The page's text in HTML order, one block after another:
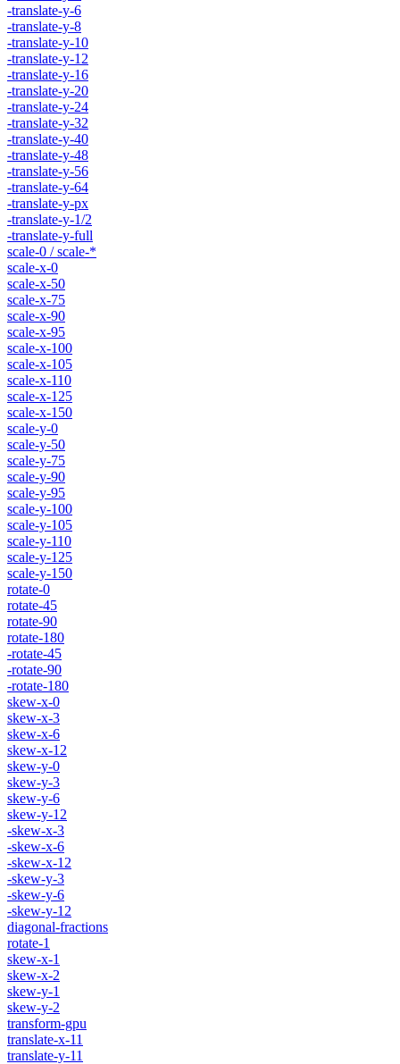
-translate-y-6
-translate-y-8
-translate-y-10
-translate-y-12
-translate-y-16
-translate-y-20
-translate-y-24
-translate-y-32
-translate-y-40
-translate-y-48
-translate-y-56
-translate-y-64
-translate-y-px
-translate-y-1/2
-translate-y-full
scale-0 / scale-*
scale-x-0
scale-x-50
scale-x-75
scale-x-90
scale-x-95
scale-x-100
scale-x-105
scale-x-110
scale-x-125
scale-x-150
scale-y-0
scale-y-50
scale-y-75
scale-y-90
scale-y-95
scale-y-100
scale-y-105
scale-y-110
scale-y-125
scale-y-150
rotate-0
rotate-45
rotate-90
rotate-180
-rotate-45
-rotate-90
-rotate-180
skew-x-0
skew-x-3
skew-x-6
skew-x-12
skew-y-0
skew-y-3
skew-y-6
skew-y-12
-skew-x-3
-skew-x-6
-skew-x-12
-skew-y-3
-skew-y-6
-skew-y-12
diagonal-fractions
rotate-1
skew-x-1
skew-x-2
skew-y-1
skew-y-2
transform-gpu
translate-x-11
translate-y-11